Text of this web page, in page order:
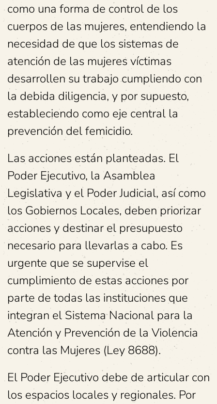
como una forma de control de los
cuerpos de las mujeres, entendiendo la
necesidad de que los sistemas de
atención de las mujeres víctimas
desarrollen su trabajo cumpliendo con
la debida diligencia, y por supuesto,
estableciendo como eje central la
prevención del femicidio.
Las acciones están planteadas. El
Poder Ejecutivo, la Asamblea
Legislativa y el Poder Judicial, así como
los Gobiernos Locales, deben priorizar
acciones y destinar el presupuesto
necesario para llevarlas a cabo. Es
urgente que se supervise el
cumplimiento de estas acciones por
parte de todas las instituciones que
integran el Sistema Nacional para la
Atención y Prevención de la Violencia
contra las Mujeres (Ley 8688).
El Poder Ejecutivo debe de articular con
los espacios locales y regionales. Por